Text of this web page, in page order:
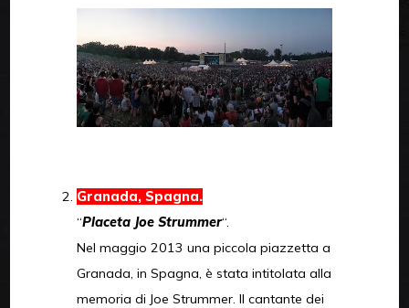
Granada, Spagna.
“Placeta Joe Strummer“.
Nel maggio 2013 una piccola piazzetta a
Granada, in Spagna, è stata intitolata alla
memoria di Joe Strummer. Il cantante dei